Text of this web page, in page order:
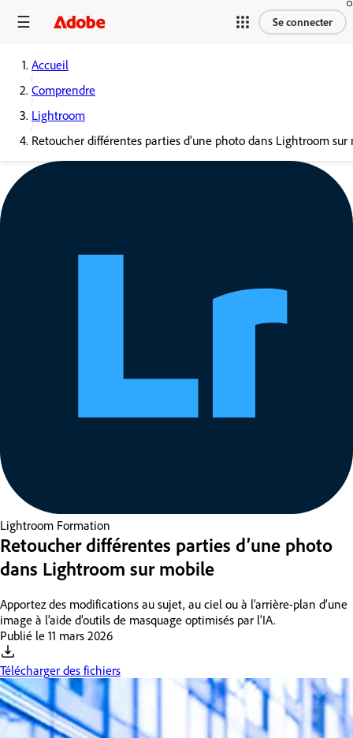
Se connecter
Accueil
Comprendre
Lightroom
Retoucher différentes parties d’une photo dans Lightroom sur
Lightroom Formation
Retoucher différentes parties d’une photo
dans Lightroom sur mobile
Apportez des modifications au sujet, au ciel ou à l’arrière-plan d’une
image à l’aide d’outils de masquage optimisés par l’IA.
Publié le 11 mars 2026
Télécharger des fichiers